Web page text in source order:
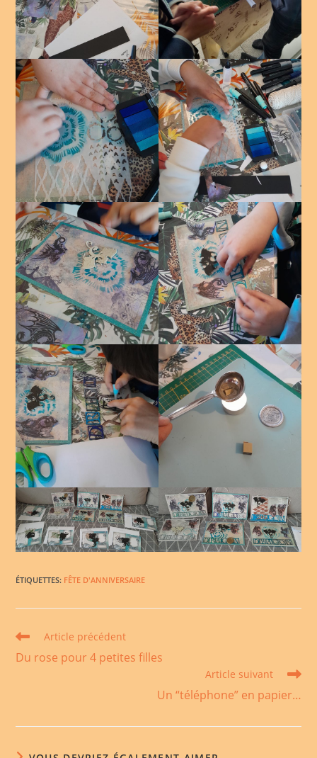
ÉTIQUETTES: FÊTE D'ANNIVERSAIRE
Read
articles
Article précédent
Du rose pour 4 petites filles
Article suivant
Un “téléphone” en papier…